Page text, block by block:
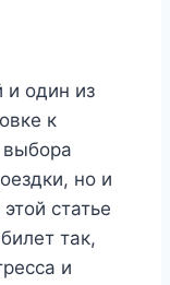
и один из
к
но и
статье
так,
и